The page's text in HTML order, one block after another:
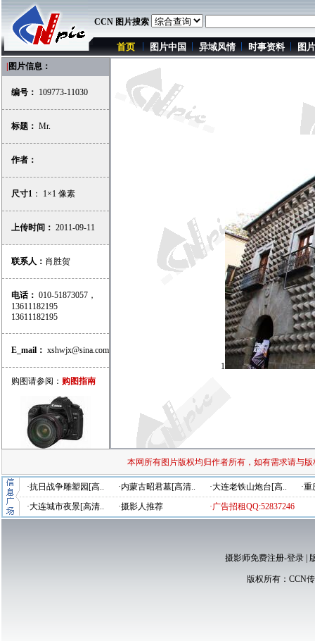
CCN 图片搜索
首页 图片中国 异域风情 时事资料 图
图片信息：
编号： 109773-11030
标题： Mr.
作者：
尺寸1 ： 1×1 像素
上传时间： 2011-09-11
联系人： 肖胜贺
电话： 010-51873057，
13611182195
13611182195
E_mail： xshwjx@sina.com
购图请参阅： 购图指南
1
本网所有图片版权均归作者所有，如有需求请与
·抗日战争雕塑园[高.. ·内蒙古昭君墓[高清.. ·大连老铁山炮台[高..
·
·大连城市夜景[高清..
·摄影人推荐 ·广告招租QQ:52837246
摄影师免费注册-登录|
版权所有： CCN